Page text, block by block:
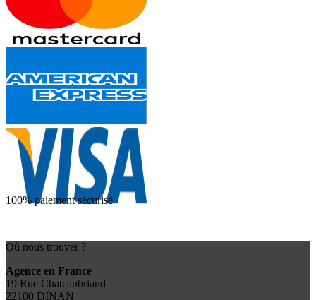
100% paiement sécurisé
Où nous trouver ?
Agence en France
19 Rue Chateaubriand
22100 DINAN